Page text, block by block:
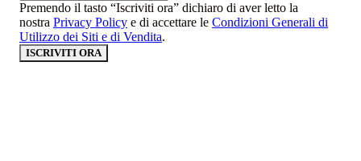
Premendo il tasto “Iscriviti ora” dichiaro di aver letto la
nostra Privacy Policy e di accettare le Condizioni Generali di
Utilizzo dei Siti e di Vendita.
ISCRIVITI ORA